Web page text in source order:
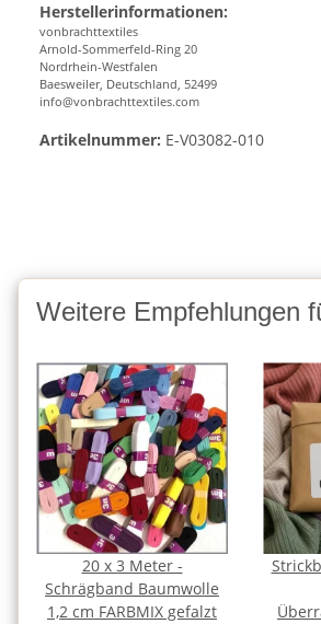
Herstellerinformationen:
vonbrachttextiles
Arnold-Sommerfeld-Ring 20
Nordrhein-Westfalen
Baesweiler, Deutschland, 52499
info@vonbrachttextiles.com
Artikelnummer: E-V03082-010
Weitere Empfehlungen
20 x 3 Meter -
Schrägband Baumwolle
1,2 cm FARBMIX gefalzt